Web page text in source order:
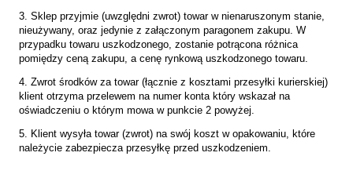
3. Sklep przyjmie (uwzględni zwrot) towar w nienaruszonym stanie,
nieużywany, oraz jedynie z załączonym paragonem zakupu. W
przypadku towaru uszkodzonego, zostanie potrącona różnica
pomiędzy ceną zakupu, a cenę rynkową uszkodzonego towaru.
4. Zwrot środków za towar (łącznie z kosztami przesyłki kurierskiej)
klient otrzyma przelewem na numer konta który wskazał na
oświadczeniu o którym mowa w punkcie 2 powyżej.
5. Klient wysyła towar (zwrot) na swój koszt w opakowaniu, które
należycie zabezpiecza przesyłkę przed uszkodzeniem.